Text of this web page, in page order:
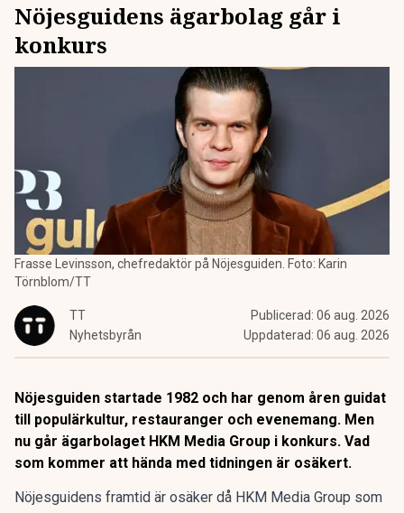
Nöjesguidens ägarbolag går i
konkurs
Frasse Levinsson, chefredaktör på Nöjesguiden. Foto: Karin
Törnblom/TT
TT
Nyhetsbyrån
Publicerad: 06 aug. 2026
Uppdaterad: 06 aug. 2026
Nöjesguiden startade 1982 och har genom åren guidat
till populärkultur, restauranger och evenemang. Men
nu går ägarbolaget HKM Media Group i konkurs. Vad
som kommer att hända med tidningen är osäkert.
Nöjesguidens framtid är osäker då HKM Media Group som